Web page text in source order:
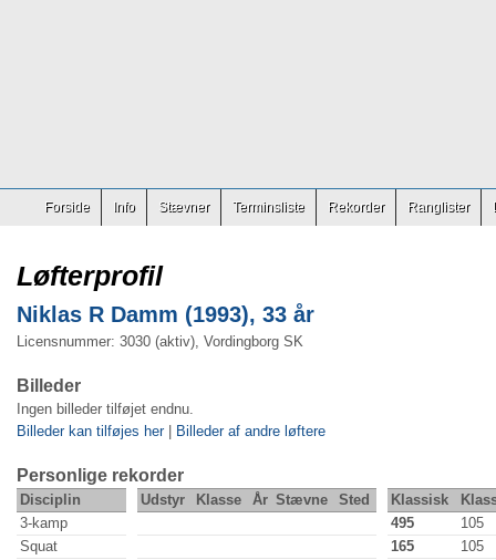
Forside Info Stævner Terminsliste Rekorder Ranglister
Løfterprofil
Niklas R Damm (1993), 33 år
Licensnummer: 3030 (aktiv), Vordingborg SK
Billeder
Ingen billeder tilføjet endnu.
Billeder kan tilføjes her| Billeder af andre løftere
Personlige rekorder
Disciplin Udstyr Klasse År Stævne Sted Klassisk
3-kamp
495
105
Squat
165
105